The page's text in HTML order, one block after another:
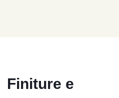
Finiture e